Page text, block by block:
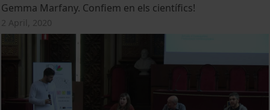
Gemma Marfany. Confiem en els científics!
2 April, 2020